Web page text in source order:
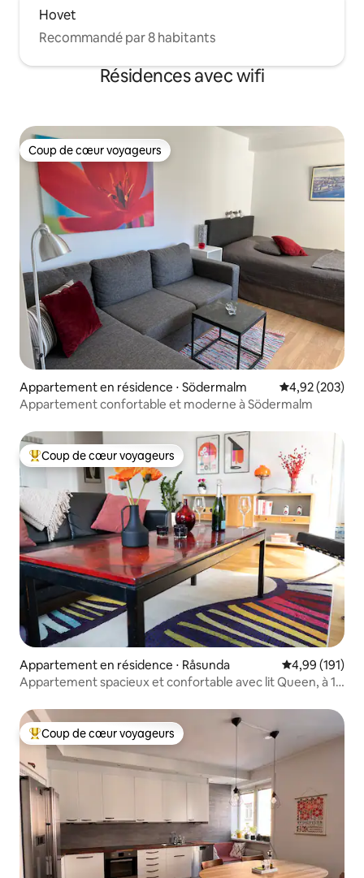
Hovet
Recommandé par 8 habitants
Résidences avec wifi
Coup de cœur voyageurs
Coup de cœur voyageurs
Appartement en résidence ⋅ Södermalm Évaluation
4,92 (203)
Appartement confortable et moderne à Södermalm
Coups de cœur voyageurs les plus appréciés
Coup de cœur voyageurs
Appartement en résidence ⋅ Råsunda Évaluation
4,99 (191)
Appartement spacieux et confortable avec lit Queen, à 10
Coups de cœur voyageurs les plus appréciés
Coup de cœur voyageurs